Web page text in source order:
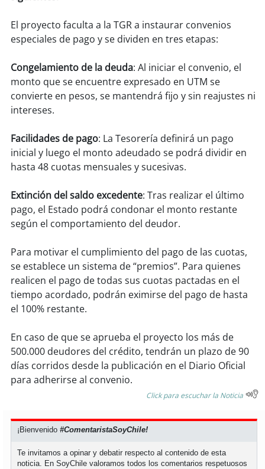
soytalcahuano
soyconcepción
soycoronel
soy temuco
soyosorno
soychiloé
El proyecto faculta a la TGR a instaurar convenios
especiales de pago y se dividen en tres etapas:
Congelamiento de la deuda: Al iniciar el convenio, el
monto que se encuentre expresado en UTM se
convierte en pesos, se mantendrá fijo y sin reajustes ni
intereses.
Facilidades de pago: La Tesorería definirá un pago
inicial y luego el monto adeudado se podrá dividir en
hasta 48 cuotas mensuales y sucesivas.
Extinción del saldo excedente: Tras realizar el último
pago, el Estado podrá condonar el monto restante
según el comportamiento del deudor.
Para motivar el cumplimiento del pago de las cuotas,
se establece un sistema de “premios”. Para quienes
realicen el pago de todas sus cuotas pactadas en el
tiempo acordado, podrán eximirse del pago de hasta
el 100% restante.
En caso de que se aprueba el proyecto los más de
500.000 deudores del crédito, tendrán un plazo de 90
días corridos desde la publicación en el Diario Oficial
para adherirse al convenio.
Click para escuchar la Noticia
¡Bienvenido#ComentaristaSoyChile!
Te invitamos a opinar y debatir respecto al contenido de esta
noticia. En SoyChile valoramos todos los comentarios respetuosos